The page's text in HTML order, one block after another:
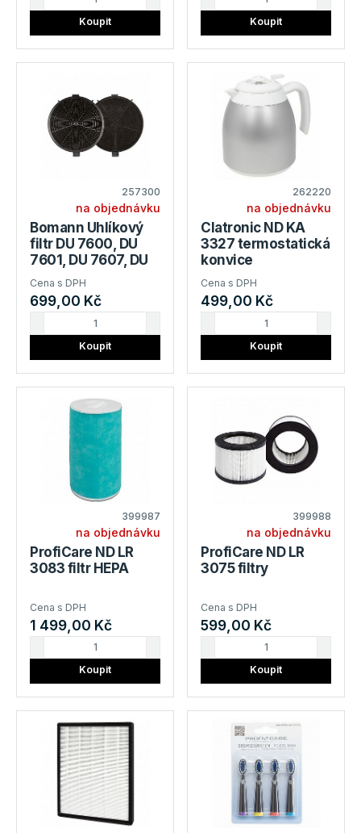
Koupit Koupit
257300
na objednávku
Bomann Uhlíkový
filtr DU 7600, DU
7601, DU 7607, DU
7609
Cena s DPH
699,00 Kč
Koupit
262220
na objednávku
Clatronic ND KA
3327 termostatická
konvice
Cena s DPH
499,00 Kč
Koupit
399987
na objednávku
ProfiCare ND LR
3083 filtr HEPA
Cena s DPH
1 499,00 Kč
Koupit
399988
na objednávku
ProfiCare ND LR
3075 filtry
Cena s DPH
599,00 Kč
Koupit